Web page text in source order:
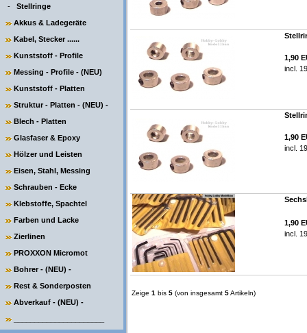
- Stellringe
Akkus & Ladegeräte
Kabel, Stecker ......
Kunststoff - Profile
Messing - Profile - (NEU)
Kunststoff - Platten
Struktur - Platten - (NEU) -
Blech - Platten
Glasfaser & Epoxy
Hölzer und Leisten
Eisen, Stahl, Messing
Schrauben - Ecke
Klebstoffe, Spachtel
Farben und Lacke
Zierlinen
PROXXON Micromot
Bohrer - (NEU) -
Rest & Sonderposten
Abverkauf - (NEU) -
1,90
incl.
1,90
incl.
1,90
incl.
Zeige 1 bis 5 (von insgesamt 5Artikeln)